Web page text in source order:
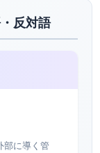
反対語
部に導く管